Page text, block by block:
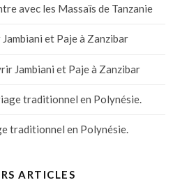
avec les Massaïs de Tanzanie
et Paje à Zanzibar
Jambiani et Paje à Zanzibar
traditionnel en Polynésie.
traditionnel en Polynésie.
ARTICLES